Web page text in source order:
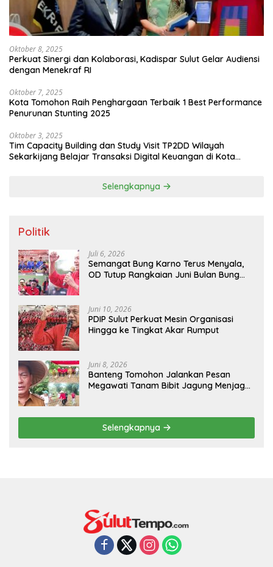
Oktober 8, 2025
Perkuat Sinergi dan Kolaborasi, Kadispar Sulut Gelar Audiensi
dengan Menekraf RI
Oktober 7, 2025
Kota Tomohon Raih Penghargaan Terbaik 1 Best Performance
Penurunan Stunting 2025
Oktober 3, 2025
Tim Capacity Building dan Study Visit TP2DD Wilayah
Sekarkijang Belajar Transaksi Digital Keuangan di Kota
Selengkapnya
Politik
Juli 6, 2026
Semangat Bung Karno Terus Menyala,
OD Tutup Rangkaian Juni Bulan Bung
Juni 10, 2026
PDIP Sulut Perkuat Mesin Organisasi
Hingga ke Tingkat Akar Rumput
Juni 8, 2026
Banteng Tomohon Jalankan Pesan
Megawati Tanam Bibit Jagung Menjaga
Selengkapnya